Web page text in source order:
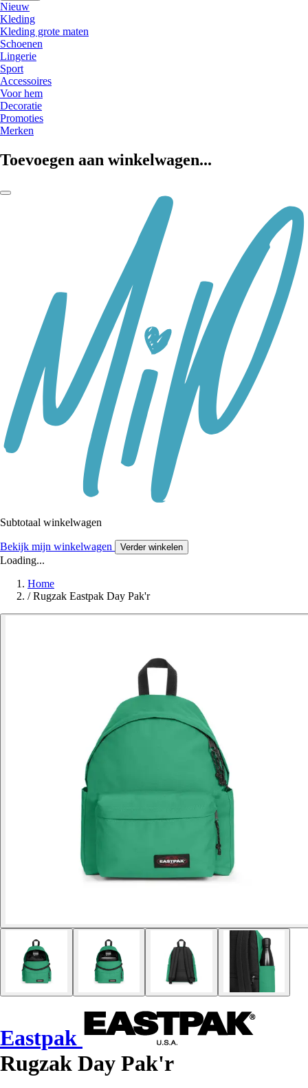
Nieuw
Kleding
Kleding grote maten
Schoenen
Lingerie
Sport
Accessoires
Voor hem
Decoratie
Promoties
Merken
Toevoegen aan winkelwagen...
Subtotaal winkelwagen
Bekijk mijn winkelwagen Verder winkelen
Loading...
Home
/ Rugzak Eastpak Day Pak'r
Eastpak
Rugzak Day Pak'r